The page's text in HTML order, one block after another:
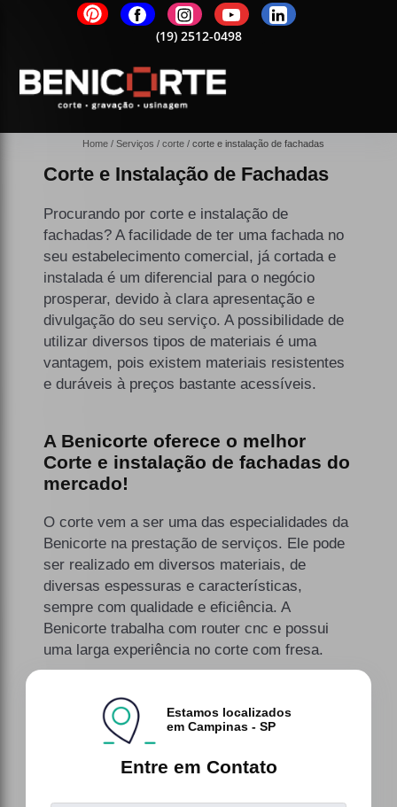
(19) 2512-0498
Home Serviços corte corte e instalação de fachadas
Corte e Instalação de Fachadas
Procurando por corte e instalação de
fachadas? A facilidade de ter uma fachada no
seu estabelecimento comercial, já cortada e
instalada é um diferencial para o negócio
prosperar, devido à clara apresentação e
divulgação do seu serviço. A possibilidade de
utilizar diversos tipos de materiais é uma
vantagem, pois existem materiais resistentes
e duráveis à preços bastante acessíveis.
A Benicorte oferece o melhor
Corte e instalação de fachadas do
mercado!
O corte vem a ser uma das especialidades da
Benicorte na prestação de serviços. Ele pode
ser realizado em diversos materiais, de
diversas espessuras e características,
sempre com qualidade e eficiência. A
Benicorte trabalha com router cnc e possui
uma larga experiência no corte com fresa.
Entre em Contato
Estamos localizados
em Campinas - SP